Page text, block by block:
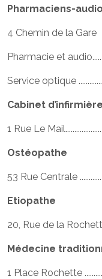
Pharmaciens-
4 Chemin de la Gare
Pharmacie et
Service optique
Cabinet
1 Rue Le
Ostéopathe
53 Rue Centrale
Etiopathe
20, Rue de la Rochette
Médecine
1 Place Rochette